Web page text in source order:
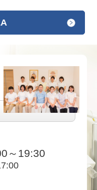
～19:30